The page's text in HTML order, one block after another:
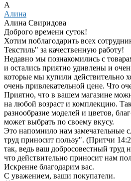
А
Алина
Алина Свиридова
Доброго времени суток!
Хотим поблагодарить всех
Текстиль" за качественную работу!
Недавно мы познакомились с
и остались приятно удивлены и
которые мы купили действительно
очень привлекательной цене. Что
Приятно, что в вашем магазине
на любой возраст и комплекцию.
разнообразие моделей и цветов,
может выбрать по своему вкусу.
Это напомнило нам замечательные
труд приносит пользу". (Притчи
так, ведь ваш добросовестный труд
что действительно приносит нам
Искренне благодарим вас.
С уважением, ваши покупатели.